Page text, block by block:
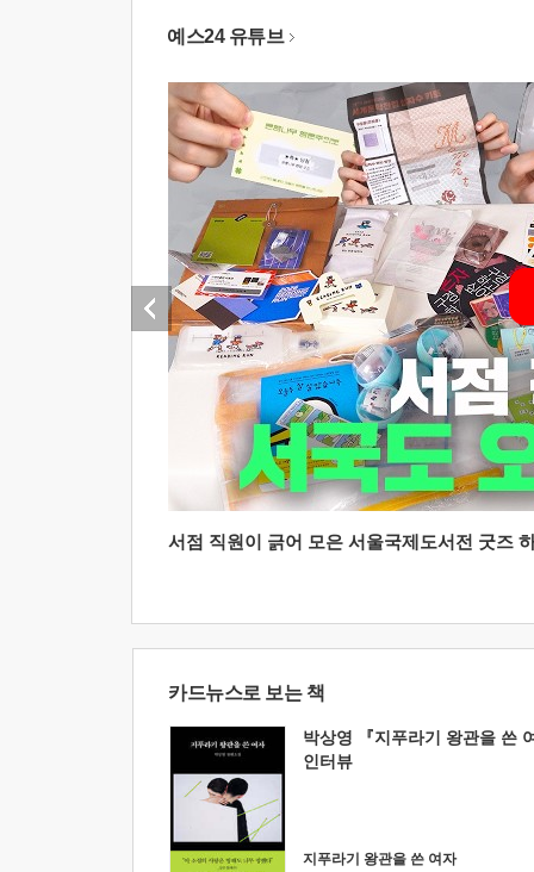
예스24 유튜브
서점 직원이 긁어 모은 서울국제도서전 굿즈
카드뉴스로 보는 책
박상영 『지푸라기 왕관을 쓴
인터뷰
지푸라기 왕관을 쓴 여자